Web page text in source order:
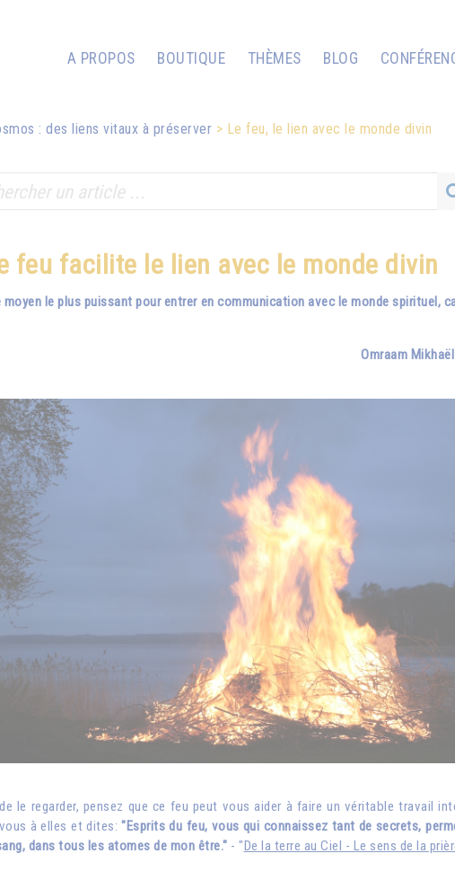
A PROPOS BOUTIQUE THÈMES BLOG
: des liens vitaux à préserver Le feu, le lien avec le monde divin
feu facilite le lien avec le monde divin
le plus puissant pour entrer en communication avec le monde spirituel,
Omraam
le regarder, pensez que ce feu peut vous aider à faire un véritable travail
à elles et dites:"Esprits du feu, vous qui connaissez tant de secrets,
dans tous les atomes de mon être." - "De la terre au Ciel - Le sens de la